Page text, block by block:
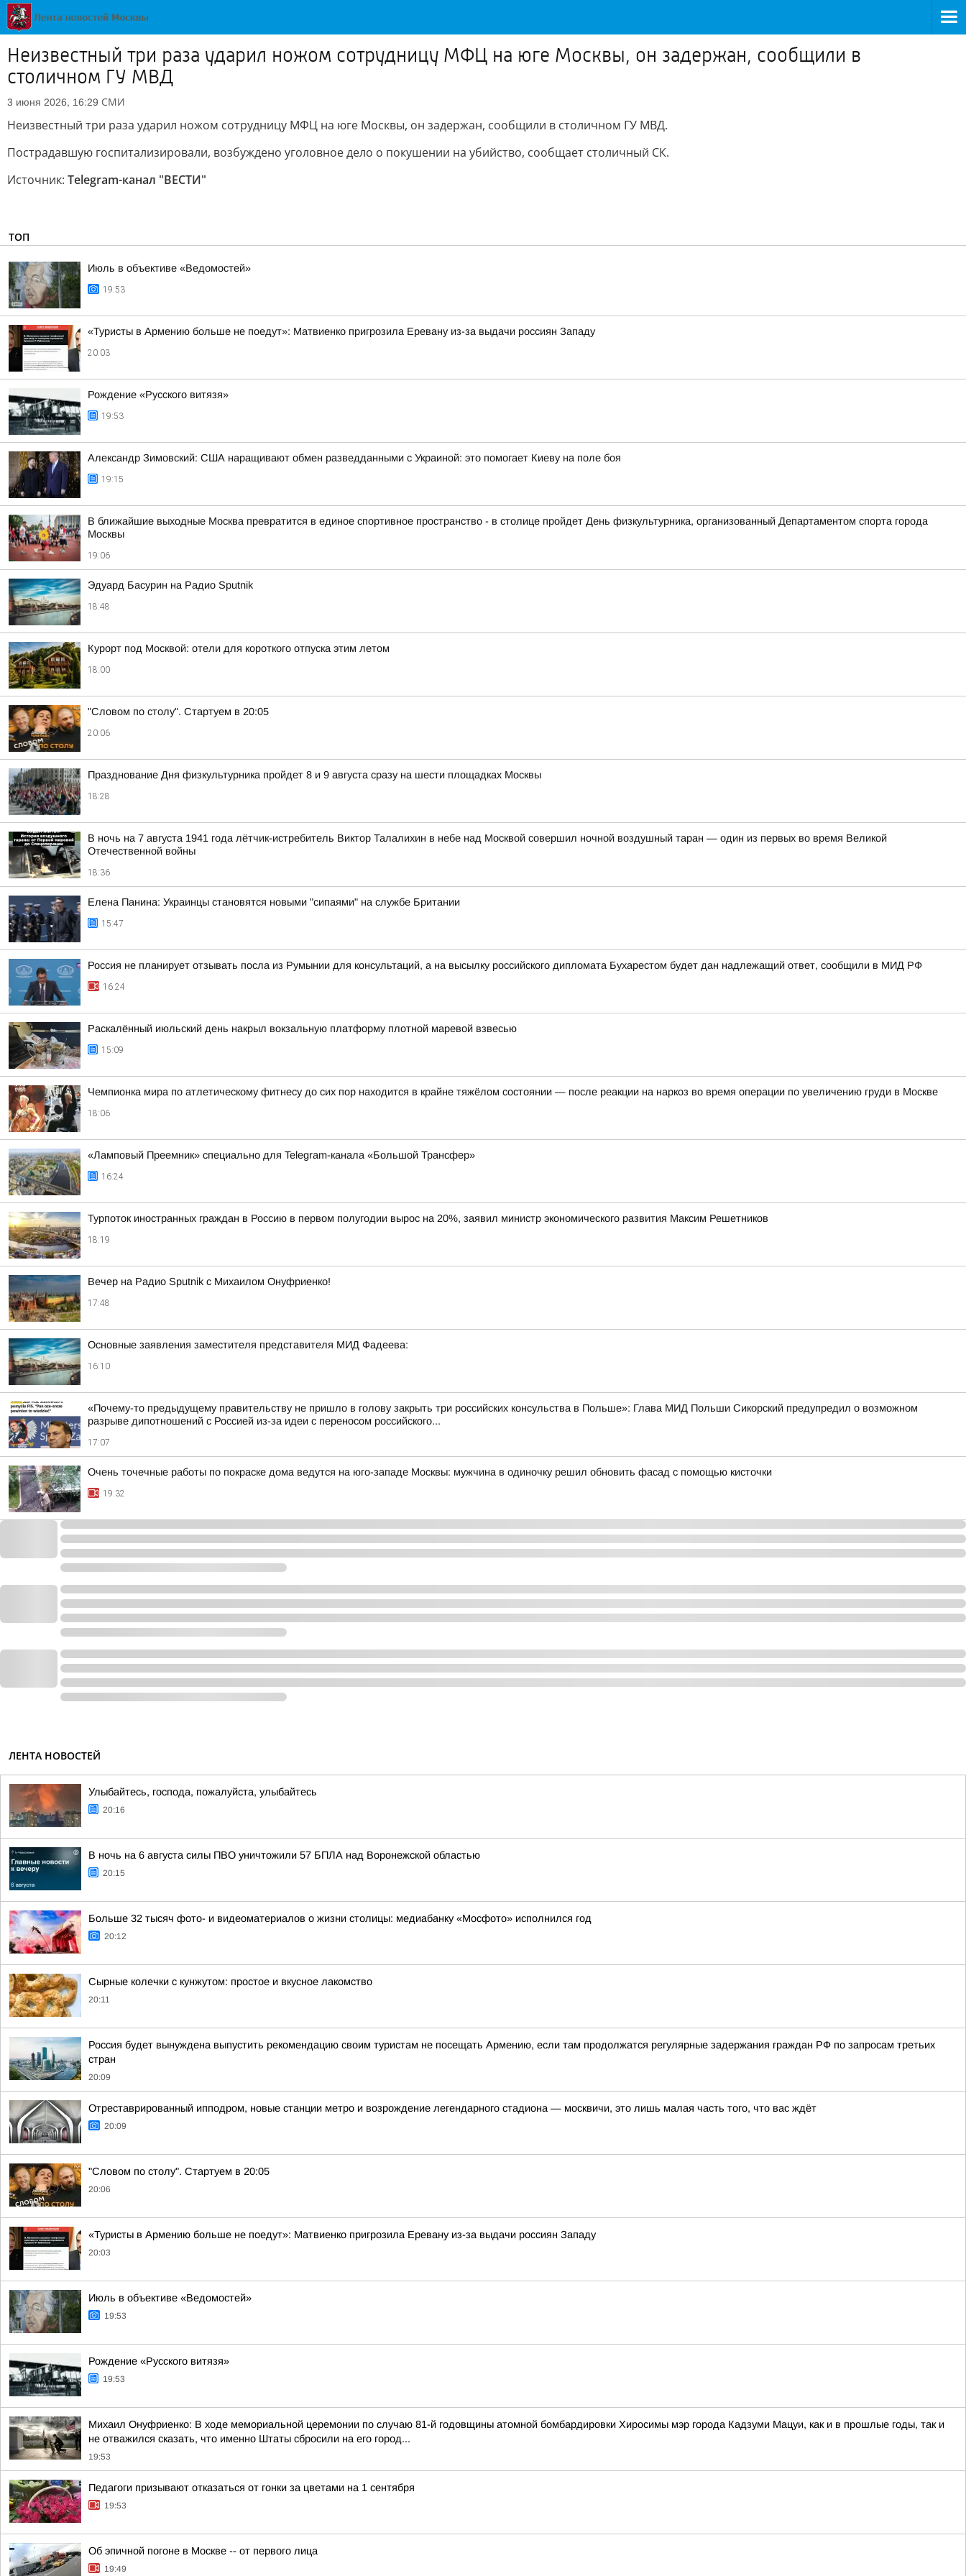
Неизвестный три раза ударил ножом сотрудницу МФЦ на юге Москвы, он задержан, сообщили в
столичном ГУ МВД
3 июня 2026, 16:29 СМИ
Неизвестный три раза ударил ножом сотрудницу МФЦ на юге Москвы, он задержан, сообщили в столичном ГУ МВД.
Пострадавшую госпитализировали, возбуждено уголовное дело о покушении на убийство, сообщает столичный СК.
Источник: Telegram-канал "ВЕСТИ"
ТОП
Июль в объективе «Ведомостей»
19:53
«Туристы в Армению больше не поедут»: Матвиенко пригрозила Еревану из-за выдачи россиян Западу
20:03
Рождение «Русского витязя»
19:53
Александр Зимовский: США наращивают обмен разведданными с Украиной: это помогает Киеву на поле боя
19:15
В ближайшие выходные Москва превратится в единое спортивное пространство - в столице пройдет День физкультурника, организованный Департаментом спорта города
Москвы
19:06
Эдуард Басурин на Радио Sputnik
18:48
Курорт под Москвой: отели для короткого отпуска этим летом
18:00
"Словом по столу". Стартуем в 20:05
20:06
Празднование Дня физкультурника пройдет 8 и 9 августа сразу на шести площадках Москвы
18:28
В ночь на 7 августа 1941 года лётчик-истребитель Виктор Талалихин в небе над Москвой совершил ночной воздушный таран — один из первых во время Великой
Отечественной войны
18:36
Елена Панина: Украинцы становятся новыми "сипаями" на службе Британии
15:47
Россия не планирует отзывать посла из Румынии для консультаций, а на высылку российского дипломата Бухарестом будет дан надлежащий ответ, сообщили в МИД РФ
16:24
Раскалённый июльский день накрыл вокзальную платформу плотной маревой взвесью
15:09
Чемпионка мира по атлетическому фитнесу до сих пор находится в крайне тяжёлом состоянии — после реакции на наркоз во время операции по увеличению груди в Москве
18:06
«Ламповый Преемник» специально для Telegram-канала «Большой Трансфер»
16:24
Турпоток иностранных граждан в Россию в первом полугодии вырос на 20%, заявил министр экономического развития Максим Решетников
18:19
Вечер на Радио Sputnik с Михаилом Онуфриенко!
17:48
Основные заявления заместителя представителя МИД Фадеева:
16:10
«Почему-то предыдущему правительству не пришло в голову закрыть три российских консульства в Польше»: Глава МИД Польши Сикорский предупредил о возможном
разрыве дипотношений с Россией из-за идеи с переносом российского...
17:07
Очень точечные работы по покраске дома ведутся на юго-западе Москвы: мужчина в одиночку решил обновить фасад с помощью кисточки
19:32
ЛЕНТА НОВОСТЕЙ
Улыбайтесь, господа, пожалуйста, улыбайтесь
20:16
В ночь на 6 августа силы ПВО уничтожили 57 БПЛА над Воронежской областью
20:15
Больше 32 тысяч фото- и видеоматериалов о жизни столицы: медиабанку «Мосфото» исполнился год
20:12
Сырные колечки с кунжутом: простое и вкусное лакомство
20:11
Россия будет вынуждена выпустить рекомендацию своим туристам не посещать Армению, если там продолжатся регулярные задержания граждан РФ по запросам третьих
стран
20:09
Отреставрированный ипподром, новые станции метро и возрождение легендарного стадиона — москвичи, это лишь малая часть того, что вас ждёт
20:09
"Словом по столу". Стартуем в 20:05
20:06
«Туристы в Армению больше не поедут»: Матвиенко пригрозила Еревану из-за выдачи россиян Западу
20:03
Июль в объективе «Ведомостей»
19:53
Рождение «Русского витязя»
19:53
Михаил Онуфриенко: В ходе мемориальной церемонии по случаю 81-й годовщины атомной бомбардировки Хиросимы мэр города Кадзуми Мацуи, как и в прошлые годы, так и
не отважился сказать, что именно Штаты сбросили на его город...
19:53
Педагоги призывают отказаться от гонки за цветами на 1 сентября
19:53
Об эпичной погоне в Москве -- от первого лица
19:49